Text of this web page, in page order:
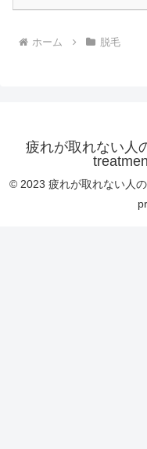
ホーム 脱毛
疲れが取れない人
© 2023 疲れが取れない人